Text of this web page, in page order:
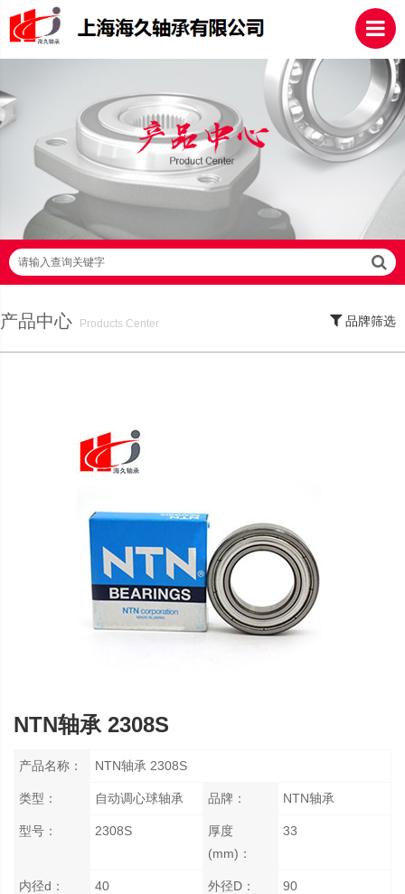
请输入查询关键字
产品中心
Products Center
品牌筛选
NTN轴承 2308S
产品名称： NTN轴承 2308S
类型： 自动调心球轴承 品牌： NTN轴承
型号： 2308S
厚度
(mm)：
33
内径d： 40 外径D： 90